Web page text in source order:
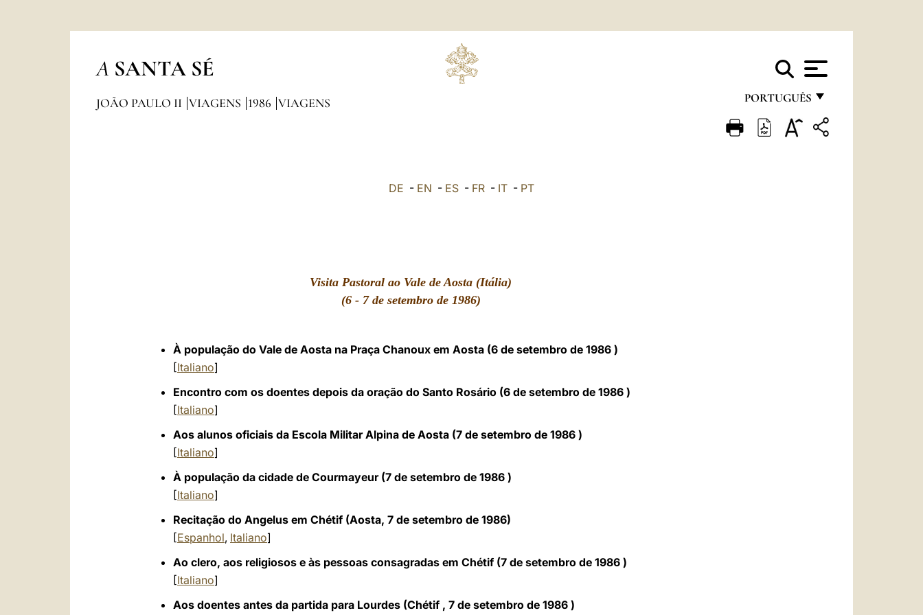
A SANTA SÉ
PORTUGUÊS
FRANÇAIS
JOÃO PAULO II VIAGENS 1986 VIAGENS
DE - EN - ES - FR - IT - PT
Visita Pastoral ao Vale de Aosta (Itália)
(6 - 7 de setembro de 1986)
À população do Vale de Aosta na Praça Chanoux em Aosta (6 de setembro de 1986 )
[Italiano]
Encontro com os doentes depois da oração do Santo Rosário (6 de setembro de 1986 )
[Italiano]
Aos alunos oficiais da Escola Militar Alpina de Aosta (7 de setembro de 1986 )
[Italiano]
À população da cidade de Courmayeur (7 de setembro de 1986 )
[Italiano]
Recitação do Angelus em Chétif (Aosta, 7 de setembro de 1986)
[Espanhol, Italiano]
Ao clero, aos religiosos e às pessoas consagradas em Chétif (7 de setembro de 1986 )
[Italiano]
Aos doentes antes da partida para Lourdes (Chétif , 7 de setembro de 1986 )